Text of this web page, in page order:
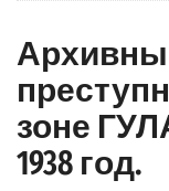
зоне
1938 год.